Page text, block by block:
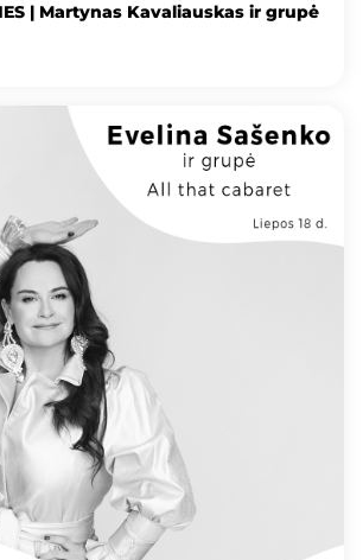
| Martynas Kavaliauskas ir grupė